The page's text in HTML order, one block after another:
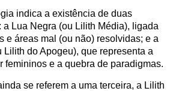
indica a existência de duas
a Lua Negra (ou Lilith Média), ligada
e áreas mal (ou não) resolvidas; e a
Lilith do Apogeu), que representa a
femininos e a quebra de paradigmas.
se referem a uma terceira, a Lilith